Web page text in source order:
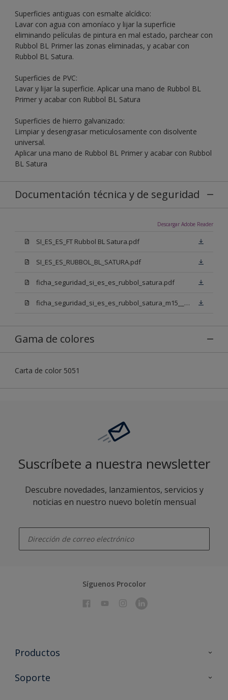
Superficies antiguas con esmalte alcídico:
Lavar con agua con amoníaco y lijar la superficie
eliminando películas de pintura en mal estado, parchear con
Rubbol BL Primer las zonas eliminadas, y acabar con
Rubbol BL Satura.
Superficies de PVC:
Lavar y lijar la superficie. Aplicar una mano de Rubbol BL
Primer y acabar con Rubbol BL Satura
Superficies de hierro galvanizado:
Limpiar y desengrasar meticulosamente con disolvente
universal.
Aplicar una mano de Rubbol BL Primer y acabar con Rubbol
BL Satura
Documentación técnica y de seguridad
Descargar Adobe Reader
SI_ES_ES_FT Rubbol BL Satura.pdf
SI_ES_ES_RUBBOL_BL_SATURA.pdf
ficha_seguridad_si_es_es_rubbol_satura.pdf
ficha_seguridad_si_es_es_rubbol_satura_m15___n00.pdf
Gama de colores
Carta de color 5051
Suscríbete a nuestra newsletter
Descubre novedades, lanzamientos, servicios y
noticias en nuestro nuevo boletín mensual
Síguenos Procolor
Productos
Todos los productos
Soporte